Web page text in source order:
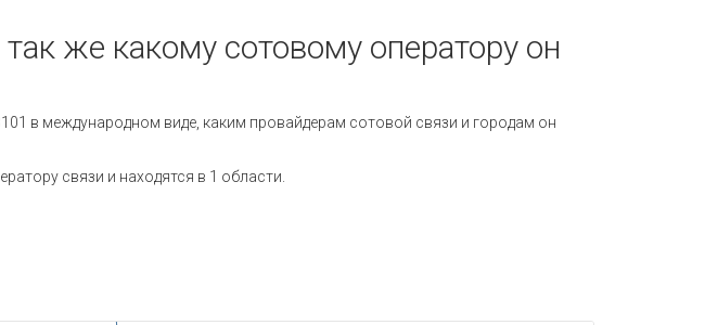
же какому сотовому оператору он
в международном виде, каким провайдерам сотовой связи и городам он
связи и находятся в 1 области.